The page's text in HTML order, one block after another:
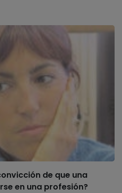
de que una
en una profesión?